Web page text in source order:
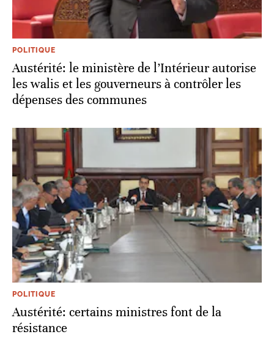
POLITIQUE
Austérité: le ministère de l’Intérieur autorise
les walis et les gouverneurs à contrôler les
dépenses des communes
POLITIQUE
Austérité: certains ministres font de la
résistance